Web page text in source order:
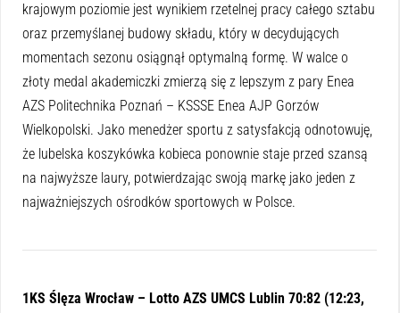
krajowym poziomie jest wynikiem rzetelnej pracy całego sztabu
oraz przemyślanej budowy składu, który w decydujących
momentach sezonu osiągnął optymalną formę. W walce o
złoty medal akademiczki zmierzą się z lepszym z pary Enea
AZS Politechnika Poznań – KSSSE Enea AJP Gorzów
Wielkopolski. Jako menedżer sportu z satysfakcją odnotowuję,
że lubelska koszykówka kobieca ponownie staje przed szansą
na najwyższe laury, potwierdzając swoją markę jako jeden z
najważniejszych ośrodków sportowych w Polsce.
1KS Ślęza Wrocław – Lotto AZS UMCS Lublin 70:82 (12:23,